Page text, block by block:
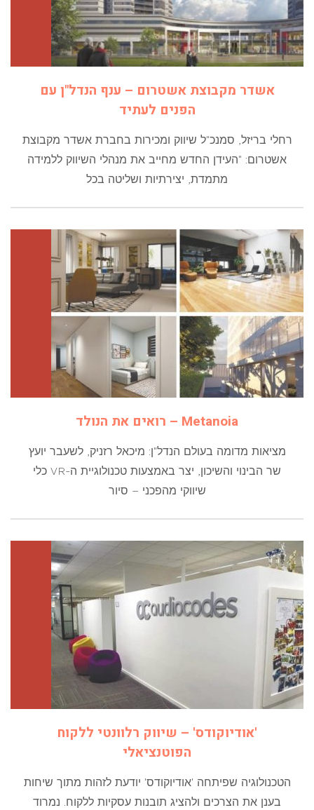
אשדר מקבוצת אשטרום – ענף הנדל"ן עם
הפנים לעתיד
רחלי בריזל, סמנכ"ל שיווק ומכירות בחברת אשדר מקבוצת
אשטרום: "העידן החדש מחייב את מנהלי השיווק ללמידה
מתמדת, יצירתיות ושליטה בכל
Metanoia – רואים את הנולד
מציאות מדומה בעולם הנדל"ן: מיכאל רזניק, לשעבר יועץ
שר הבינוי והשיכון, יצר באמצעות טכנולוגיית ה-VR כלי
שיווקי מהפכני – סיור
'אודיוקודס' – שיווק רלוונטי ללקוח
הפוטנציאלי
הטכנולוגיה שפיתחה 'אודיוקודס' יודעת לזהות מתוך שיחות
בענן את הצרכים ולהציג תובנות עסקיות ללקוח. נמרוד